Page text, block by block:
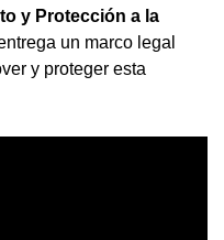
y Protección a la
un marco legal
y proteger esta